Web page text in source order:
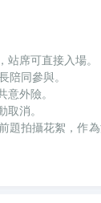
，站席可直接入場。
陪同參與。
外險。
消。
題拍攝花絮，作